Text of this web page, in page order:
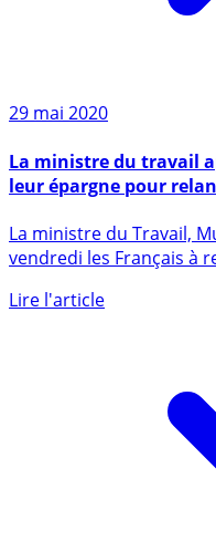
29 mai 2020
La ministre du travail
leur épargne pour
vendredi les Français à